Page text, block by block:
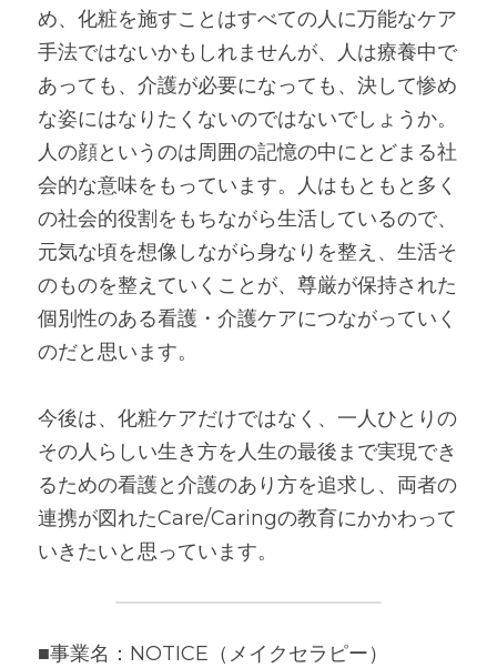
め、化粧を施すことはすべての人に万能なケア
手法ではないかもしれませんが、人は療養中で
あっても、介護が必要になっても、決して惨め
な姿にはなりたくないのではないでしょうか。
人の顔というのは周囲の記憶の中にとどまる社
会的な意味をもっています。人はもともと多く
の社会的役割をもちながら生活しているので、
元気な頃を想像しながら身なりを整え、生活そ
のものを整えていくことが、尊厳が保持された
個別性のある看護・介護ケアにつながっていく
のだと思います。
今後は、化粧ケアだけではなく、一人ひとりの
その人らしい生き方を人生の最後まで実現でき
るための看護と介護のあり方を追求し、両者の
連携が図れたCare/Caringの教育にかかわって
いきたいと思っています。
■事業名：NOTICE（メイクセラピー）